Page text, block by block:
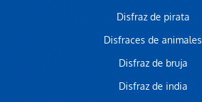
Disfraz de pirata
Disfraces de animales
Disfraz de bruja
Disfraz de india